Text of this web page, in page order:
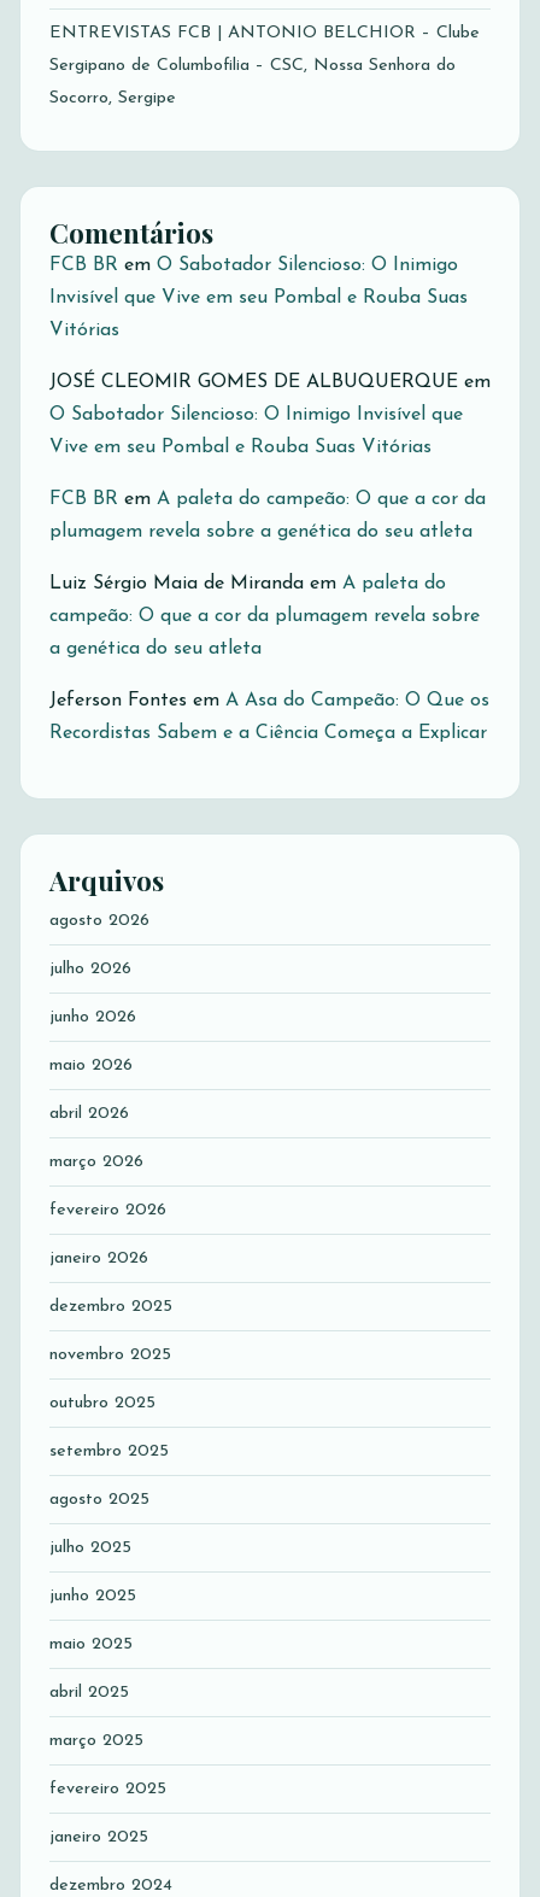
ENTREVISTAS FCB | ANTONIO BELCHIOR – Clube
Sergipano de Columbofilia – CSC, Nossa Senhora do
Socorro, Sergipe
Comentários
FCB BR em O Sabotador Silencioso: O Inimigo
Invisível que Vive em seu Pombal e Rouba Suas
Vitórias
JOSÉ CLEOMIR GOMES DE ALBUQUERQUE em
O Sabotador Silencioso: O Inimigo Invisível que
Vive em seu Pombal e Rouba Suas Vitórias
FCB BR em A paleta do campeão: O que a cor da
plumagem revela sobre a genética do seu atleta
Luiz Sérgio Maia de Miranda em A paleta do
campeão: O que a cor da plumagem revela sobre
a genética do seu atleta
Jeferson Fontes em A Asa do Campeão: O Que os
Recordistas Sabem e a Ciência Começa a Explicar
Arquivos
agosto 2026
julho 2026
junho 2026
maio 2026
abril 2026
março 2026
fevereiro 2026
janeiro 2026
dezembro 2025
novembro 2025
outubro 2025
setembro 2025
agosto 2025
julho 2025
junho 2025
maio 2025
abril 2025
março 2025
fevereiro 2025
janeiro 2025
dezembro 2024